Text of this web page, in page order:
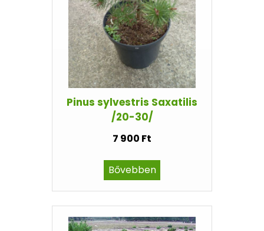
Pinus sylvestris Saxatilis
/20-30/
7 900 Ft
Bővebben